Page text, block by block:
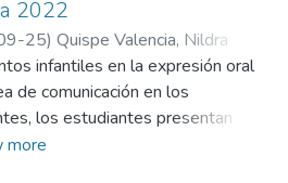
2022
25) Quispe Valencia, Nildra
Alcarraz Carbajal, Bibiano
infantiles en la expresión oral
de comunicación en los
los estudiantes presentan
a la hora de expresarse, los
more